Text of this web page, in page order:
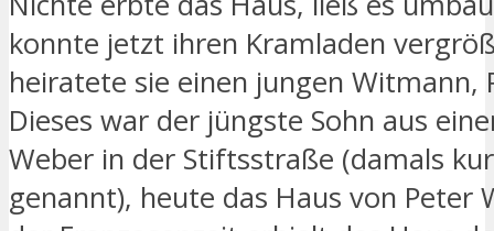
konnte jetzt ihren Kramladen
heiratete sie einen jungen Witmann,
Dieses war der jüngste Sohn aus
Weber in der Stiftsstraße (damals
genannt), heute das Haus von Peter